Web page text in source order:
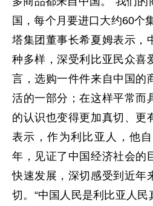
国，每个月要进口大约60个
塔集团董事长希夏姆表示，
种多样，深受利比亚民众喜
言，选购一件件来自中国的
活的一部分；在这样平常而
的认识也变得更加真切、更
表示，作为利比亚人，他
年，见证了中国经济社会的
快速发展，深切感受到近年
切。“中国人民是利比亚人